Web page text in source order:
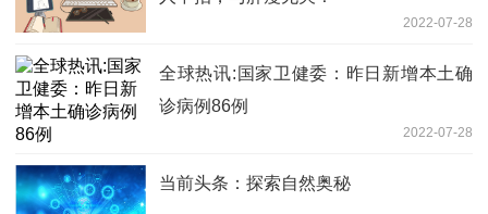
2022-07-28
全球热讯:国家卫健委：昨日新增本土确
诊病例86例
2022-07-28
当前头条：探索自然奥秘